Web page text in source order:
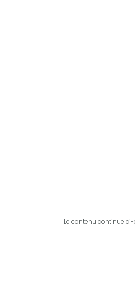
Le contenu continue